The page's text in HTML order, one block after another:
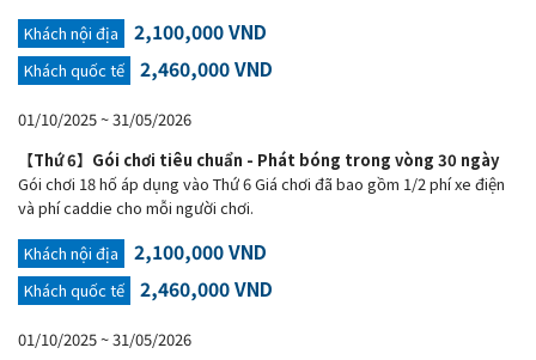
Khách nội địa
2,100,000 VND
Khách quốc tế 2,460,000 VND
01/10/2025 ~ 31/05/2026
【Thứ 6】Gói chơi tiêu chuẩn - Phát bóng trong vòng 30 ngày
Gói chơi 18 hố áp dụng vào Thứ 6 Giá chơi đã bao gồm 1/2 phí xe điện
và phí caddie cho mỗi người chơi.
Khách nội địa
2,100,000 VND
Khách quốc tế 2,460,000 VND
01/10/2025 ~ 31/05/2026